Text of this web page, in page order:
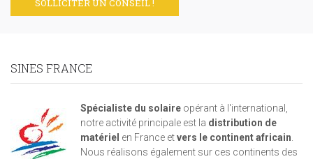
SOLLICITER UN CONSEIL !
SINES FRANCE
Spécialiste du solaire opérant à l'international,
notre activité principale est la distribution de
matériel en France etvers le continent africain.
Nous réalisons également sur ces continents des